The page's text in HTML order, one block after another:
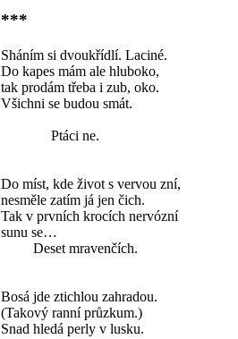
***
Sháním si dvoukřídlí. Laciné.
Do kapes mám ale hluboko,
tak prodám třeba i zub, oko.
Všichni se budou smát.
Ptáci ne.
Do míst, kde život s vervou zní,
nesměle zatím já jen čich.
Tak v prvních krocích nervózní
sunu se…
Deset mravenčích.
Bosá jde ztichlou zahradou.
(Takový ranní průzkum.)
Snad hledá perly v lusku.